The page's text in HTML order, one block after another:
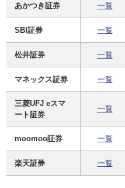
あかつき証券 一覧
SBI証券 一覧
松井証券 一覧
マネックス証券 一覧
三菱UFJ eスマ
ート証券
一覧
moomoo証券 一覧
楽天証券 一覧